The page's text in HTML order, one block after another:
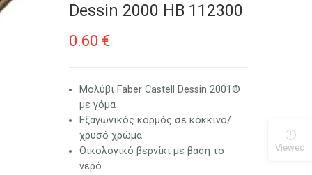
Dessin 2000 ΗΒ 112300
0.60 €
Μολύβι Faber Castell Dessin 2001®
με γόμα
Εξαγωνικός κορμός σε κόκκινο/
χρυσό χρώμα
Οικολογικό βερνίκι με βάση το
νερό
Viewed